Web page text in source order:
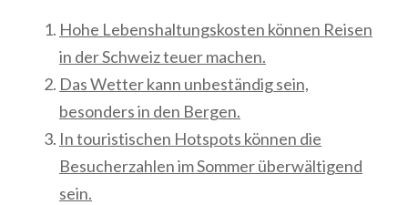
Hohe Lebenshaltungskosten können Reisen
in der Schweiz teuer machen.
Das Wetter kann unbeständig sein,
besonders in den Bergen.
In touristischen Hotspots können die
Besucherzahlen im Sommer überwältigend
sein.